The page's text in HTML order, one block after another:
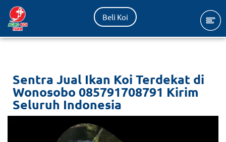
Lompat
ke
Beli Koi
Sentra Jual Ikan Koi Terdekat di
Wonosobo 085791708791 Kirim
Seluruh Indonesia